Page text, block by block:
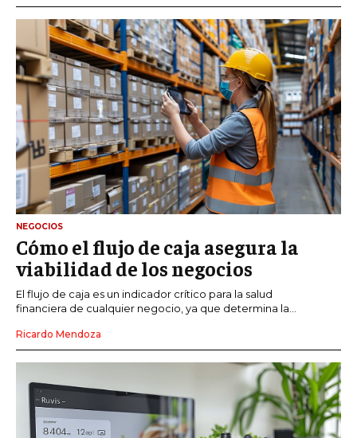
NEGOCIOS
Cómo el flujo de caja asegura la
viabilidad de los negocios
El flujo de caja es un indicador crítico para la salud
financiera de cualquier negocio, ya que determina la...
Ricardo Mendoza